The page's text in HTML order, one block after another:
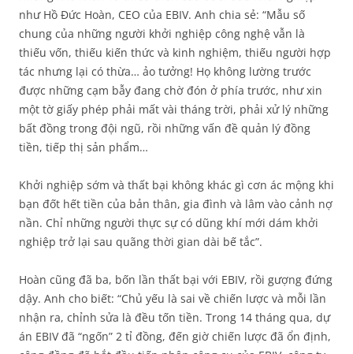
như Hồ Đức Hoàn, CEO của EBIV. Anh chia sẻ: “Mẫu số
chung của những người khởi nghiệp công nghệ vẫn là
thiếu vốn, thiếu kiến thức và kinh nghiệm, thiếu người hợp
tác nhưng lại có thừa… ảo tưởng! Họ không lường trước
được những cạm bẫy đang chờ đón ở phía trước, như xin
một tờ giấy phép phải mất vài tháng trời, phải xử lý những
bất đồng trong đội ngũ, rồi những vấn đề quản lý đồng
tiền, tiếp thị sản phẩm…
Khởi nghiệp sớm và thất bại không khác gì cơn ác mộng khi
bạn đốt hết tiền của bản thân, gia đình và lâm vào cảnh nợ
nần. Chỉ những người thực sự có dũng khí mới dám khởi
nghiệp trở lại sau quãng thời gian dài bế tắc”.
Hoàn cũng đã ba, bốn lần thất bại với EBIV, rồi gượng đứng
dậy. Anh cho biết: “Chủ yếu là sai về chiến lược và mỗi lần
nhận ra, chỉnh sửa là đều tốn tiền. Trong 14 tháng qua, dự
án EBIV đã “ngốn” 2 tỉ đồng, đến giờ chiến lược đã ổn định,